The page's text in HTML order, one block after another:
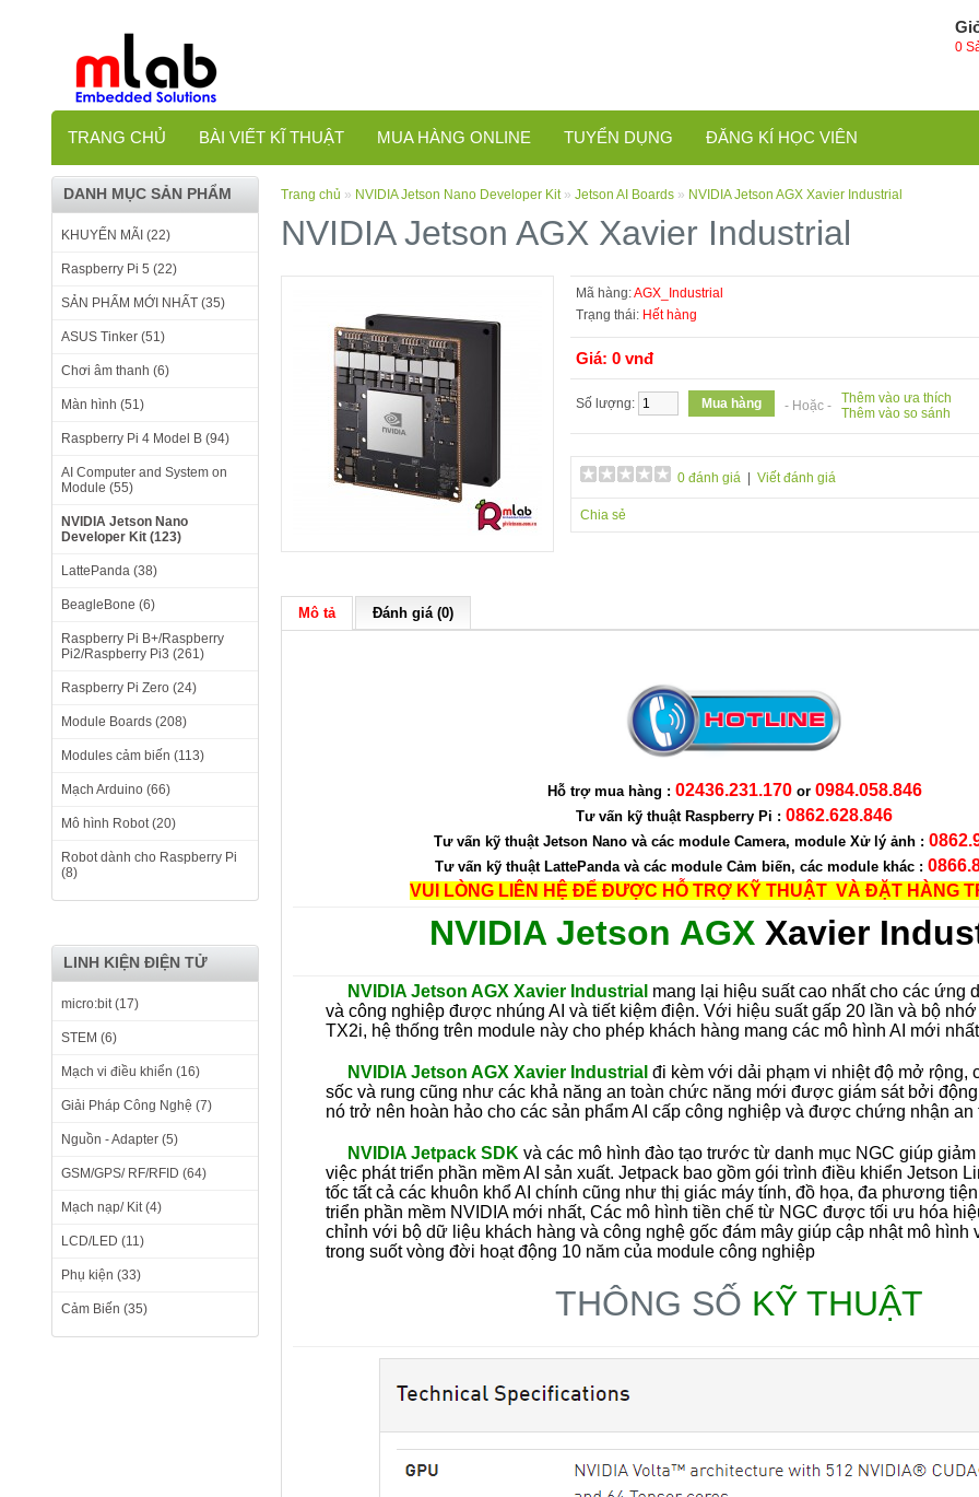
0
TRANG CHỦ BÀI VIẾT KĨ THUẬT MUA HÀNG ONLINE TUYỂN DỤNG ĐĂNG KÍ HỌC VIÊN
DANH MỤC SẢN PHẨM
KHUYẾN MÃI (22)
Raspberry Pi 5 (22)
SẢN PHẨM MỚI NHẤT (35)
ASUS Tinker (51)
Chơi âm thanh (6)
Màn hình (51)
Raspberry Pi 4 Model B (94)
AI Computer and System on
Module (55)
NVIDIA Jetson Nano
Developer Kit (123)
LattePanda (38)
BeagleBone (6)
Raspberry Pi B+/Raspberry
Pi2/Raspberry Pi3 (261)
Raspberry Pi Zero (24)
Module Boards (208)
Modules cảm biến (113)
Mạch Arduino (66)
Mô hình Robot (20)
Robot dành cho Raspberry Pi
(8)
LINH KIỆN ĐIỆN TỬ
micro:bit (17)
STEM (6)
Mạch vi điều khiển (16)
Giải Pháp Công Nghệ (7)
Nguồn - Adapter (5)
GSM/GPS/ RF/RFID (64)
Mạch nạp/ Kit (4)
LCD/LED (11)
Phụ kiện (33)
Cảm Biến (35)
Trang chủ » NVIDIA Jetson Nano Developer Kit» Jetson AI Boards » NVIDIA Jetson AGX Xavier Industrial
NVIDIA Jetson AGX Xavier Industrial
Mã hàng:AGX_Industrial
Trạng thái: Hết hàng
Giá: 0 vnđ
Số lượng: - Hoặc - Thêm vào ưa thích
Thêm vào so sánh
0 đánh giá Viết đánh giá
Chia sẻ
Mô tả Đánh giá (0)
Hỗ trợ mua hàng : 02436.231.170or 0984.058.846
Tư vấn kỹ thuật Raspberry Pi : 0862.628.846
Tư vấn kỹ thuật Jetson Nano và các module Camera, module Xử lý ảnh :
Tư vấn kỹ thuật LattePanda và các module Cảm biến, các module khác :
VUI LÒNG LIÊN HỆ ĐỂ ĐƯỢC HỖ TRỢ KỸ THUẬT VÀ ĐẶT HÀNG
NVIDIA Jetson AGX Xavier
NVIDIA Jetson AGX Xavier Industrial mang lại hiệu suất cao nhất cho các ứng
và công nghiệp được nhúng AI và tiết kiệm điện. Với hiệu suất gấp 20 lần và bộ
TX2i, hệ thống trên module này cho phép khách hàng mang các mô hình AI mới
NVIDIA Jetson AGX Xavier Industrial đi kèm với dải phạm vi nhiệt độ mở rộng,
sốc và rung cũng như các khả năng an toàn chức năng mới được giám sát bởi
nó trở nên hoàn hảo cho các sản phẩm AI cấp công nghiệp và được chứng nhận an
NVIDIA Jetpack SDK và các mô hình đào tạo trước từ danh mục NGC giúp
việc phát triển phần mềm AI sản xuất. Jetpack bao gồm gói trình điều khiển Jetson
tốc tất cả các khuôn khổ AI chính cũng như thị giác máy tính, đồ họa, đa phương
triển phần mềm NVIDIA mới nhất, Các mô hình tiền chế từ NGC được tối ưu hóa
chỉnh với bộ dữ liệu khách hàng và công nghệ gốc đám mây giúp cập nhật mô hình
trong suốt vòng đời hoạt động 10 năm của module công nghiệp
THÔNG SỐ KỸ THUẬT